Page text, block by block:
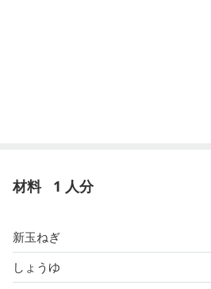
材料 1 人分
新玉ねぎ
しょうゆ